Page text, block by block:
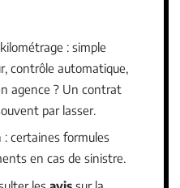
: simple
contrôle automatique,
agence ? Un contrat
par lasser.
: certaines formules
en cas de sinistre.